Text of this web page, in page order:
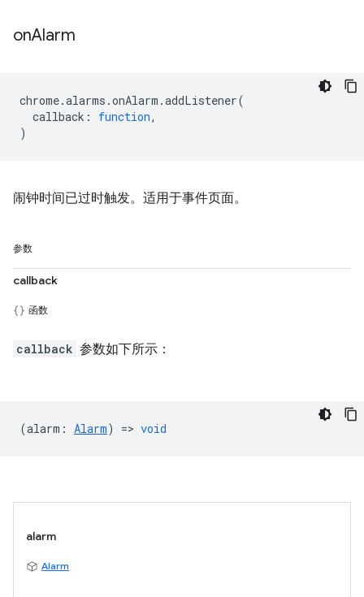
onAlarm
chrome.alarms .onAlarm .addListener(
callback : function,
)
闹钟时间已过时触发。适用于事件页面。
参数
callback
函数
callback 参数如下所示：
(alarm : Alarm) => void
alarm
Alarm